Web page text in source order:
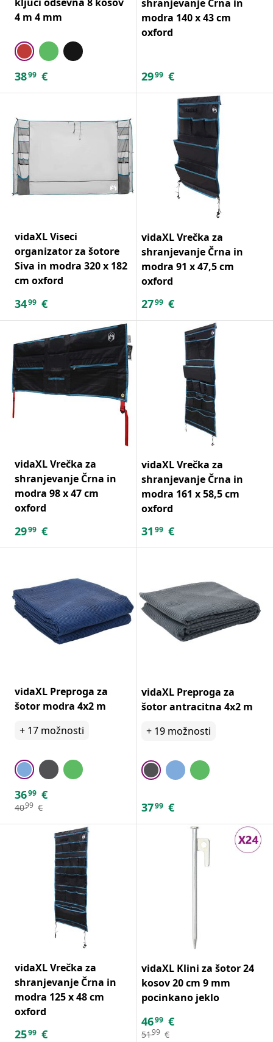
4 m 4 mm
3899 €
shranjevanje Črna in
modra 140 x 43 cm
oxford
2999 €
vidaXL Viseci
organizator za šotore
Siva in modra 320 x 182
cm oxford
3499 €
vidaXL Vrečka za
shranjevanje Črna in
modra 91 x 47,5 cm
oxford
2799 €
vidaXL Vrečka za
shranjevanje Črna in
modra 98 x 47 cm
oxford
2999 €
vidaXL Vrečka za
shranjevanje Črna in
modra 161 x 58,5 cm
oxford
31 99 €
vidaXL Preproga za
šotor modra 4x2 m
+ 17 možnosti
3699 €
4099 €
vidaXL Preproga za
šotor antracitna 4x2 m
+ 19 možnosti
3799 €
vidaXL Vrečka za
shranjevanje Črna in
modra 125 x 48 cm
oxford
2599 €
vidaXL Klini za šotor 24
kosov 20 cm 9 mm
pocinkano jeklo
4699 €
5199 €